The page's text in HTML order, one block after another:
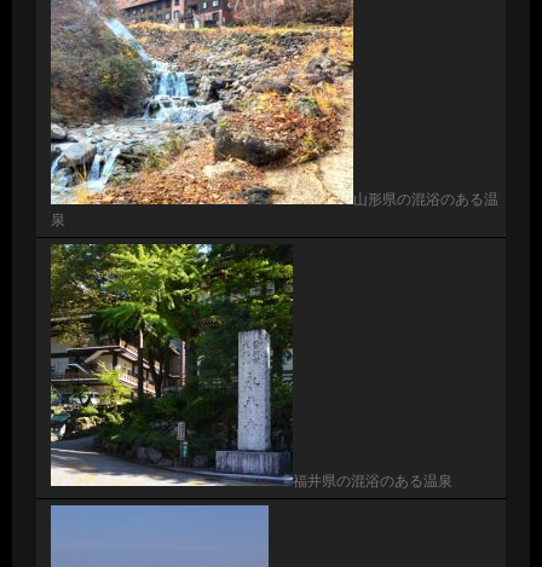
山形県の混浴のある温
泉
福井県の混浴のある温泉